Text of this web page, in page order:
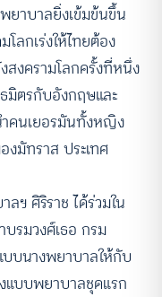
ยาบาลยิ่งเข้มข้นขึ้น
ลกเร่งให้ไทยต้อง
สงครามโลกครั้งที่หนึ่ง
มิตรกับอังกฤษและ
ำคนเยอรมันทั้งหญิง
งมัทราส ประเทศ
ฯ ศิริราช ได้ร่วมใน
บรมวงศ์เธอ กรม
บบนางพยาบาลให้กับ
แบบพยาบาลชุดแรก